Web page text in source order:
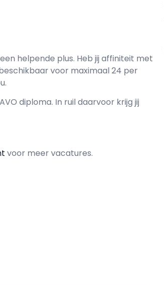
helpende plus. Heb jij affiniteit met
voor maximaal 24 per
diploma. In ruil daarvoor krijg jij
voor meer vacatures.